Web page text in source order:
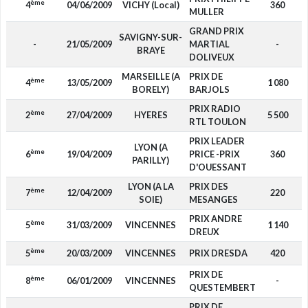
4ème 04/06/2009 VICHY (Local)
MULLER
360
- 21/05/2009
SAVIGNY-SUR-
BRAYE
GRAND PRIX
MARTIAL
DOLIVEUX
-
4ème 13/05/2009
MARSEILLE (A
BORELY)
PRIX DE
BARJOLS
1 080
2ème 27/04/2009 HYERES
PRIX RADIO
RTL TOULON
5 500
6ème 19/04/2009
LYON (A
PARILLY)
PRIX LEADER
PRICE -PRIX
D'OUESSANT
360
7ème 12/04/2009
LYON (A LA
SOIE)
PRIX DES
MESANGES
220
5ème 31/03/2009 VINCENNES
PRIX ANDRE
DREUX
1 140
5ème 20/03/2009 VINCENNES PRIX DRESDA 420
8ème 06/01/2009 VINCENNES
PRIX DE
QUESTEMBERT
-